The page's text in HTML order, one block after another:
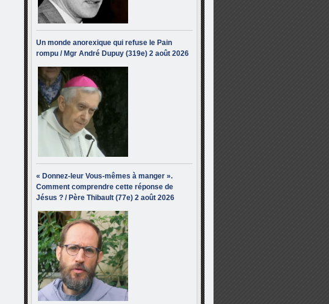
Un monde anorexique qui refuse le Pain
rompu / Mgr André Dupuy (319e) 2 août 2026
« Donnez-leur Vous-mêmes à manger ».
Comment comprendre cette réponse de
Jésus ? / Père Thibault (77e) 2 août 2026